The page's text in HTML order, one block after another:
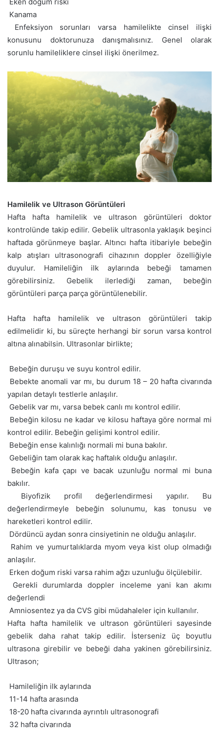
 Kanama
 Enfeksiyon sorunları varsa hamilelikte cinsel ilişki
konusunu doktorunuza danışmalısınız. Genel olarak
sorunlu hamileliklere cinsel ilişki önerilmez.
Hamilelik ve Ultrason Görüntüleri
Hafta hafta hamilelik ve ultrason görüntüleri doktor
kontrolünde takip edilir. Gebelik ultrasonla yaklaşık beşinci
haftada görünmeye başlar. Altıncı hafta itibariyle bebeğin
kalp atışları ultrasonografi cihazının doppler özelliğiyle
duyulur. Hamileliğin ilk aylarında bebeği tamamen
görebilirsiniz. Gebelik ilerlediği zaman, bebeğin
görüntüleri parça parça görüntülenebilir.
Hafta hafta hamilelik ve ultrason görüntüleri takip
edilmelidir ki, bu süreçte herhangi bir sorun varsa kontrol
altına alınabilsin. Ultrasonlar birlikte;
 Bebeğin duruşu ve suyu kontrol edilir.
 Bebekte anomali var mı, bu durum 18 – 20 hafta civarında
yapılan detaylı testlerle anlaşılır.
 Gebelik var mı, varsa bebek canlı mı kontrol edilir.
 Bebeğin kilosu ne kadar ve kilosu haftaya göre normal mi
kontrol edilir. Bebeğin gelişimi kontrol edilir.
 Bebeğin ense kalınlığı normali mi buna bakılır.
 Gebeliğin tam olarak kaç haftalık olduğu anlaşılır.
 Bebeğin kafa çapı ve bacak uzunluğu normal mi buna
bakılır.
 Biyofizik profil değerlendirmesi yapılır. Bu
değerlendirmeyle bebeğin solunumu, kas tonusu ve
hareketleri kontrol edilir.
 Dördüncü aydan sonra cinsiyetinin ne olduğu anlaşılır.
 Rahim ve yumurtalıklarda myom veya kist olup olmadığı
anlaşılır.
 Erken doğum riski varsa rahim ağzı uzunluğu ölçülebilir.
 Gerekli durumlarda doppler inceleme yani kan akımı
değerlendi
 Amniosentez ya da CVS gibi müdahaleler için kullanılır.
Hafta hafta hamilelik ve ultrason görüntüleri sayesinde
gebelik daha rahat takip edilir. İsterseniz üç boyutlu
ultrasona girebilir ve bebeği daha yakinen görebilirsiniz.
Ultrason;
 Hamileliğin ilk aylarında
 11-14 hafta arasında
 18-20 hafta civarında ayrıntılı ultrasonografi
 32 hafta civarında